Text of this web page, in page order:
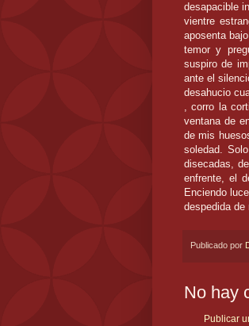
desapacible
vientre
aposenta
temor y
suspiro de
ante el
desahucio
, corro la
ventana de
de mis
soledad.
disecadas,
enfrente, el
Enciendo
despedida
Publicado por
No hay
Publicar